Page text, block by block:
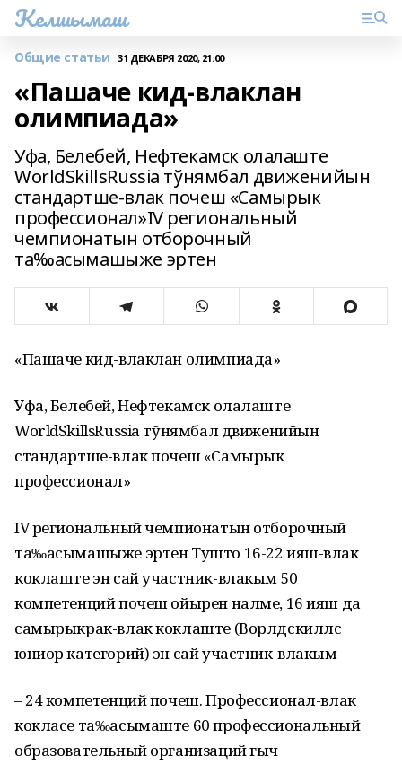
Келшымаш
Общие статьи 31 ДЕКАБРЯ 2020, 21:00
«Пашаче кид-влаклан
олимпиада»
Уфа, Белебей, Нефтекамск олалаште
WorldSkillsRussia тўнямбал движенийын
стандартше-влак почеш «Самырык
профессионал»IV региональный
чемпионатын отборочный
та‰асымашыже эртен
«Пашаче кид-влаклан олимпиада»
Уфа, Белебей, Нефтекамск олалаште
WorldSkillsRussia тўнямбал движенийын
стандартше-влак почеш «Самырык
профессионал»
IV региональный чемпионатын отборочный
та‰асымашыже эртен Тушто 16-22 ияш-влак
коклаште эн сай участник-влакым 50
компетенций почеш ойырен налме, 16 ияш да
самырыкрак-влак коклаште (Ворлдскиллс
юниор категорий) эн сай участник-влакым
– 24 компетенций почеш. Профессионал-влак
кокласе та‰асымаште 60 профессиональный
образовательный организаций гыч